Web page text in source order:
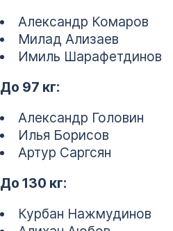
Александр Комаров
Милад Ализаев
Имиль Шарафетдинов
До 97 кг:
Александр Головин
Илья Борисов
Артур Саргсян
До 130 кг:
Курбан Нажмудинов